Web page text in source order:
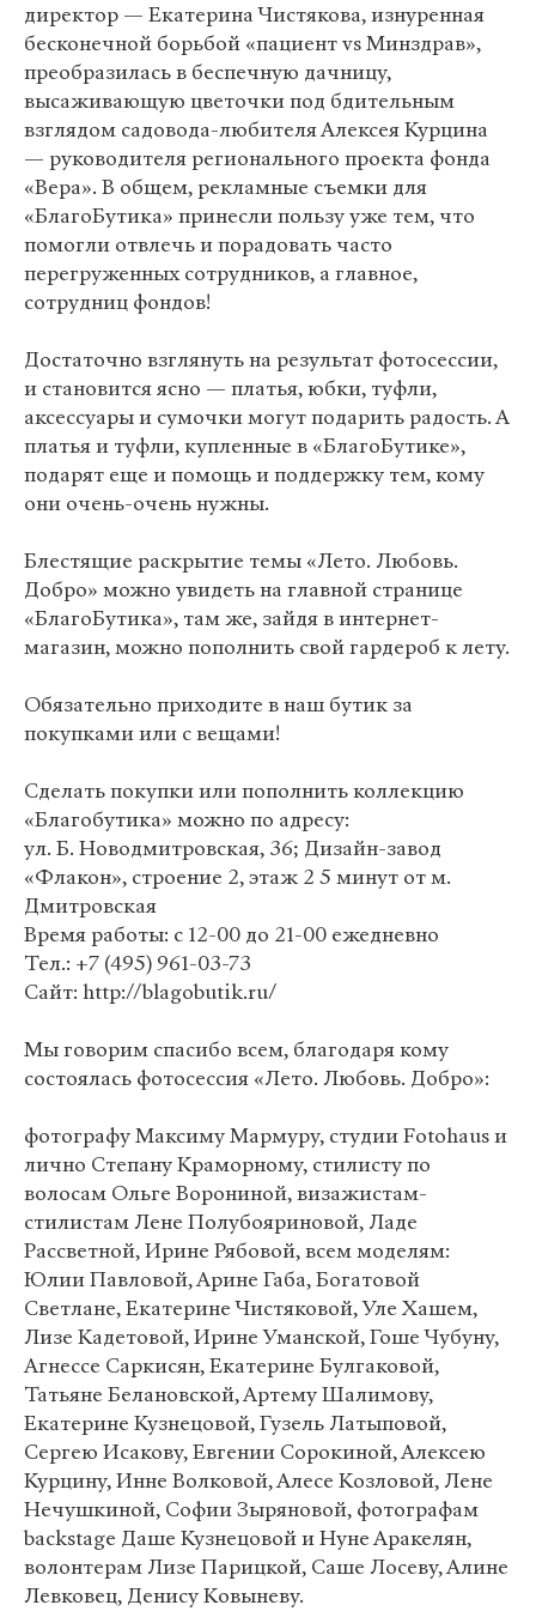
директор — Екатерина Чистякова, изнуренная
бесконечной борьбой «пациент vs Минздрав»,
преобразилась в беспечную дачницу,
высаживающую цветочки под бдительным
взглядом садовода-любителя Алексея Курцина
— руководителя регионального проекта фонда
«Вера». В общем, рекламные съемки для
«БлагоБутика» принесли пользу уже тем, что
помогли отвлечь и порадовать часто
перегруженных сотрудников, а главное,
сотрудниц фондов!
Достаточно взглянуть на результат фотосессии,
и становится ясно — платья, юбки, туфли,
аксессуары и сумочки могут подарить радость. А
платья и туфли, купленные в «БлагоБутике»,
подарят еще и помощь и поддержку тем, кому
они очень-очень нужны.
Блестящие раскрытие темы «Лето. Любовь.
Добро» можно увидеть на главной странице
«БлагоБутика», там же, зайдя в интернет-
магазин, можно пополнить свой гардероб к лету.
Обязательно приходите в наш бутик за
покупками или с вещами!
Сделать покупки или пополнить коллекцию
«Благобутика» можно по адресу:
ул. Б. Новодмитровская, 36; Дизайн-завод
«Флакон», строение 2, этаж 2 5 минут от м.
Дмитровская
Время работы: с 12-00 до 21-00 ежедневно
Тел.: +7 (495) 961-03-73
Сайт: http://blagobutik.ru/
Мы говорим спасибо всем, благодаря кому
состоялась фотосессия «Лето. Любовь. Добро»:
фотографу Максиму Мармуру, студии Fotohaus и
лично Степану Краморному, стилисту по
волосам Ольге Ворониной, визажистам-
стилистам Лене Полубояриновой, Ладе
Рассветной, Ирине Рябовой, всем моделям:
Юлии Павловой, Арине Габа, Богатовой
Светлане, Екатерине Чистяковой, Уле Хашем,
Лизе Кадетовой, Ирине Уманской, Гоше Чубуну,
Агнессе Саркисян, Екатерине Булгаковой,
Татьяне Белановской, Артему Шалимову,
Екатерине Кузнецовой, Гузель Латыповой,
Сергею Исакову, Евгении Сорокиной, Алексею
Курцину, Инне Волковой, Алесе Козловой, Лене
Нечушкиной, Софии Зыряновой, фотографам
backstage Даше Кузнецовой и Нуне Аракелян,
волонтерам Лизе Парицкой, Саше Лосеву, Алине
Левковец, Денису Ковыневу.